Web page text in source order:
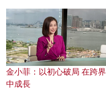
金小菲：以初心破局 在跨界
中成長